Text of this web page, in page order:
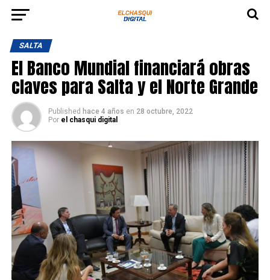
SALTA
El Banco Mundial financiará obras
claves para Salta y el Norte Grande
Published hace 4 años en 28 octubre, 2022
Por el chasqui digital